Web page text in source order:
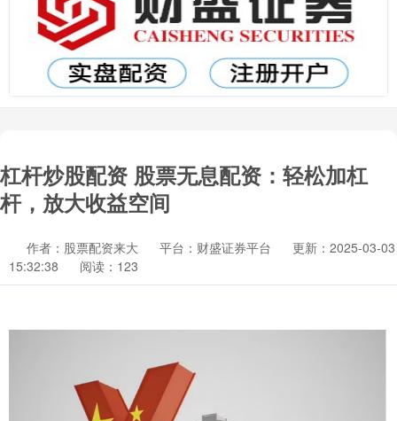
杠杆炒股配资 股票无息配资：轻松加杠
杆，放大收益空间
作者：股票配资来大 平台：财盛证券平台
更新：2025-03-03
15:32:38
阅读：123